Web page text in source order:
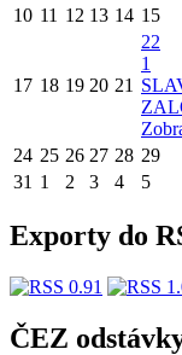
10 11 12 13 14 15
17 18 19 20 21
22
1
24 25 26 27 28 29
31 1 2 3 4 5
Exporty do
ČEZ